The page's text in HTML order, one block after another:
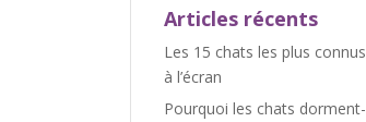
Articles récents
Les 15 chats les plus connus
à l’écran
Pourquoi les chats dorment-